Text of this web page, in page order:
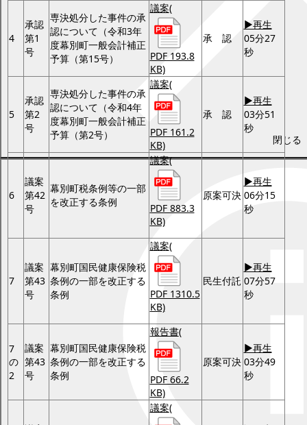
閉じる
4
承認
第1
号
専決処分した事件の承
認について（令和3年
度幕別町一般会計補正
予算（第15号）
議案(
PDF 193.8
KB)
承 認
▶再生
05分27
秒
5
承認
第2
号
専決処分した事件の承
認について（令和4年
度幕別町一般会計補正
予算（第2号）
議案(
PDF 161.2
KB)
承 認
▶再生
03分51
秒
6
議案
第42
号
幕別町税条例等の一部
を改正する条例
議案(
PDF 883.3
KB)
原案可決
▶再生
06分15
秒
7
議案
第43
号
幕別町国民健康保険税
条例の一部を改正する
条例
議案(
PDF 1310.5
KB)
民生付託
▶再生
07分57
秒
7
の
2
議案
第43
号
幕別町国民健康保険税
条例の一部を改正する
条例
報告書(
PDF 66.2
KB)
原案可決
▶再生
03分49
秒
議案(